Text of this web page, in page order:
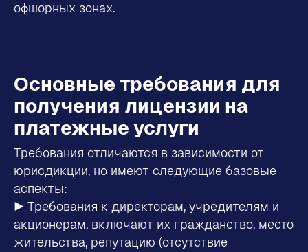
офшорных зонах.
Основные требования для
получения лицензии на
платежные услуги
Требования отличаются в зависимости от
юрисдикции, но имеют следующие базовые
аспекты:
▶ Требования к директорам, учредителям и
акционерам, включают их гражданство, место
жительства, репутацию (отсутствие